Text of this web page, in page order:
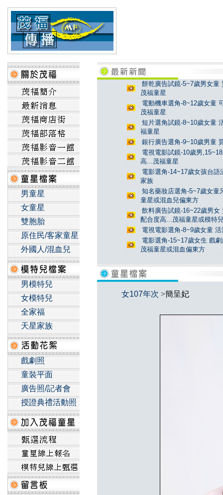
男童星
女童星
雙胞胎
原住民/客家童星
外國人/混血兒
男模特兒
女模特兒
全家福
天星家族
戲劇照
童裝平面
廣告照/記者會
授證典禮活動照
餅乾廣告試鏡-5~7歲男女
茂福童星
電動機車選角-8~12歲女童
茂福童星
短片選角試鏡-8~10歲女童
福童星
銀行廣告選角-9~10歲男童
電視電影試鏡-10歲男
高...茂福童星
電影選角-14~17歲女孩台
家族
知名藥妝店選角-5~7歲女童
童星或混血兒偏東方
飲料廣告試鏡-16~22歲男
配合度高...茂福童星或模特
電視電影選角-8~9歲女童
電影選角-15~17歲女生 戲
茂福童星或混血偏東方
女107年次 >簡呈妃